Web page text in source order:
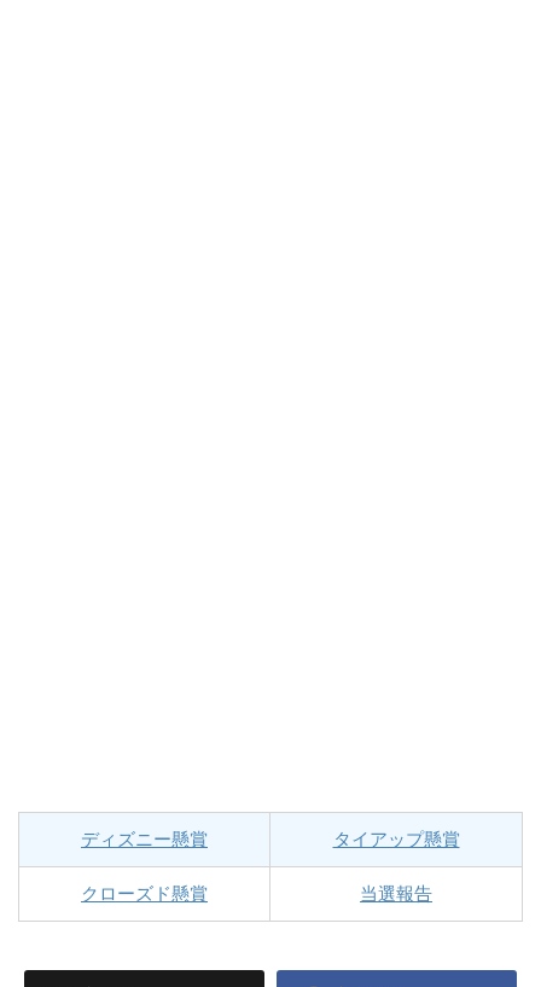
ディズニー懸賞 タイアップ懸賞
クローズド懸賞 当選報告